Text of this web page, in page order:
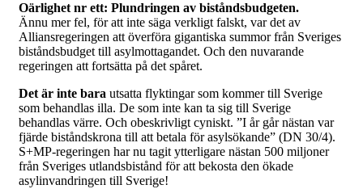
Oärlighet nr ett: Plundringen av biståndsbudgeten.
Ännu mer fel, för att inte säga verkligt falskt, var det av
Alliansregeringen att överföra gigantiska summor från Sveriges
biståndsbudget till asylmottagandet. Och den nuvarande
regeringen att fortsätta på det spåret.
Det är inte bara utsatta flyktingar som kommer till Sverige
som behandlas illa. De som inte kan ta sig till Sverige
behandlas värre. Och obeskrivligt cyniskt. ”I år går nästan var
fjärde biståndskrona till att betala för asylsökande” (DN 30/4).
S+MP-regeringen har nu tagit ytterligare nästan 500 miljoner
från Sveriges utlandsbistånd för att bekosta den ökade
asylinvandringen till Sverige!